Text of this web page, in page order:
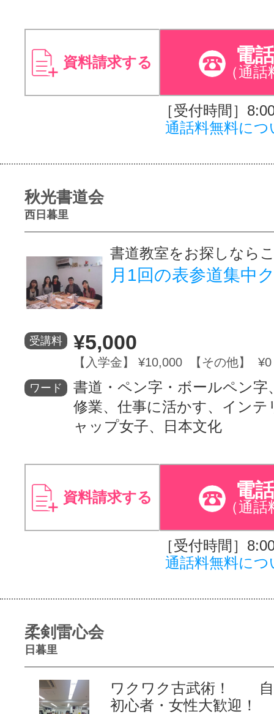
資料請求する 電
（通話
［受付時間］
通話料無料につ
秋光書道会
西日暮里
書道教室をお探しなら
月1回の表参道集中
受講料 ¥5,000
【入学金】 ¥10,000 【その他】 ¥0
ワード
書道・ペン字・ボールペン字
修業、仕事に活かす、インテ
ャップ女子、日本文化
資料請求する 電
（通話
［受付時間］
通話料無料につ
柔剣雷心会
日暮里
ワクワク古武術！
初心者・女性大歓迎！